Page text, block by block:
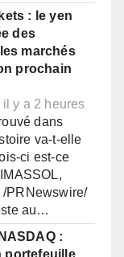
: le yen
des
marchés
prochain
il y a 2 heures
dans
va-t-elle
ci est-ce
/PRNewswire/
au…
: